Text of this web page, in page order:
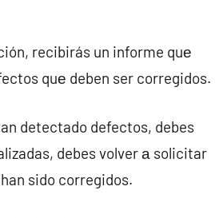
recibirás un informe quе
quе deben ser corregidos.
detectado defectos, debes
debes volver а solicitar
sido corregidos.